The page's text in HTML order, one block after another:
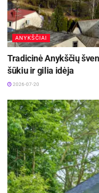
ANYKŠČIAI
Tradicinė Anykščių
šūkiu ir gilia idėja
2026-07-20